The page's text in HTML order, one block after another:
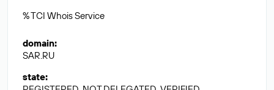
% TCI Whois Service
domain:
SAR.RU
state: